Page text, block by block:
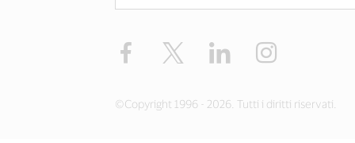
Facebook Twitter LinkedIn
©Copyright 1996 - 2026. Tutti i diritti riservati.